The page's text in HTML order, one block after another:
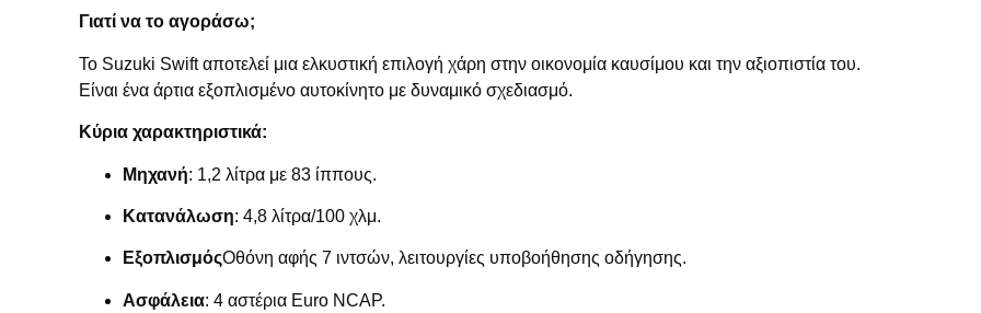
Γιατί να το αγοράσω;
Το Suzuki Swift αποτελεί μια ελκυστική επιλογή χάρη στην οικονομία καυσίμου και την αξιοπιστία του.
Είναι ένα άρτια εξοπλισμένο αυτοκίνητο με δυναμικό σχεδιασμό.
Κύρια χαρακτηριστικά:
Μηχανή: 1,2 λίτρα με 83 ίππους.
Κατανάλωση: 4,8 λίτρα/100 χλμ.
ΕξοπλισμόςΟθόνη αφής 7 ιντσών, λειτουργίες υποβοήθησης οδήγησης.
Ασφάλεια: 4 αστέρια Euro NCAP.